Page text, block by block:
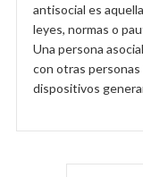
antisocial es
leyes, normas o
Una persona
con otras
dispositivos